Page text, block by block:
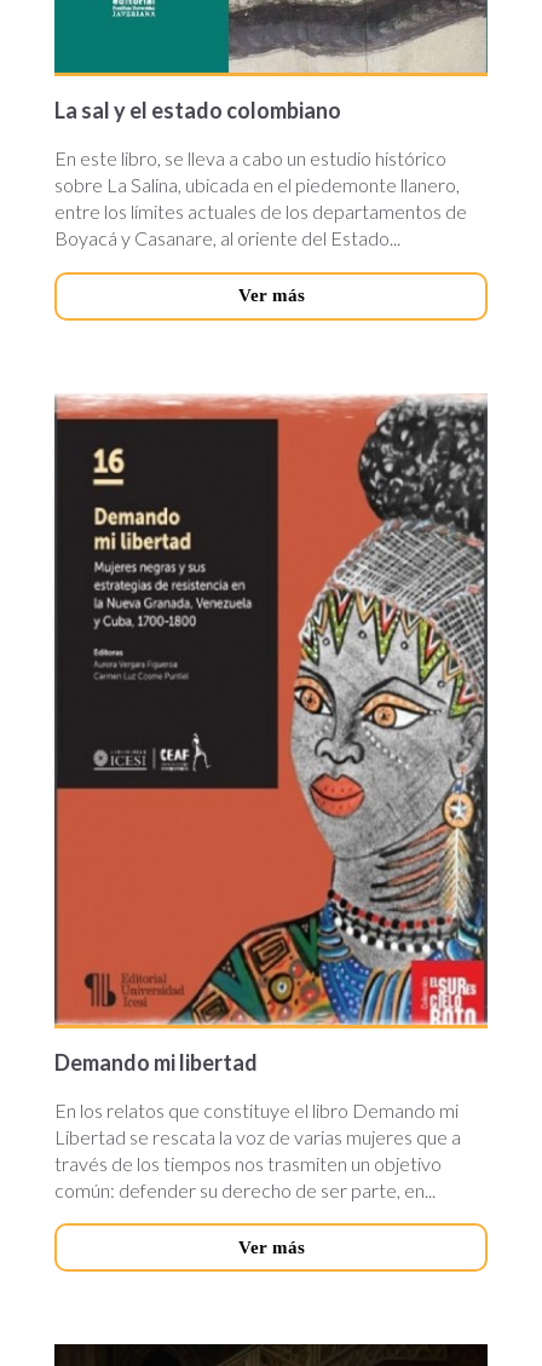
La sal y el estado colombiano
En este libro, se lleva a cabo un estudio histórico
sobre La Salina, ubicada en el piedemonte llanero,
entre los límites actuales de los departamentos de
Boyacá y Casanare, al oriente del Estado...
Ver más
demando-
mi-
libertad.jpg
Demando mi libertad
En los relatos que constituye el libro Demando mi
Libertad se rescata la voz de varias mujeres que a
través de los tiempos nos trasmiten un objetivo
común: defender su derecho de ser parte, en...
Ver más